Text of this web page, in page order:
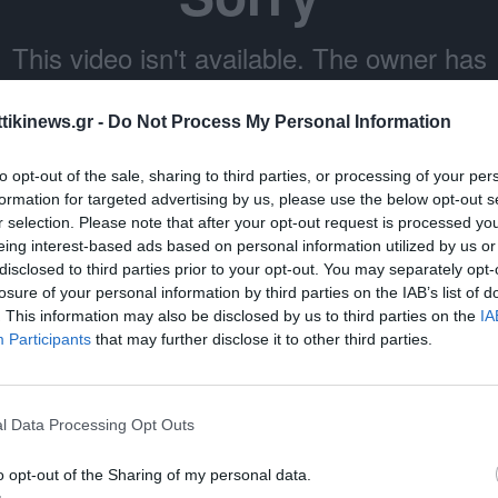
- Do Not Process My Personal Information
opt-out of the sale, sharing to third parties, or processing of your
for targeted advertising by us, please use the below opt-out
selection. Please note that after your opt-out request is processed
interest-based ads based on personal information utilized by us
to third parties prior to your opt-out. You may separately
of your personal information by third parties on the IAB’s list of
This information may also be disclosed by us to third parties on the
Participants that may further disclose it to other third parties.
Data Processing Opt Outs
opt-out of the Sharing of my personal data.
του Γιώργου Καραϊβάζ – «Ένιωσα μίσος» λέει η αδελφή του.
ποσά στους λογαριασμούς των συλληφθέντων
που έγινε στουςτραπεζικούς λογαριασμούς και τα
με το Mega φαίνεται πως οι δύο
είχαν